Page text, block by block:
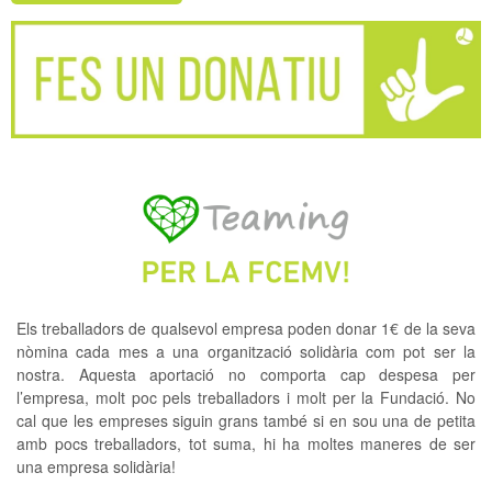
Els treballadors de qualsevol empresa poden donar 1€ de la seva
nòmina cada mes a una organització solidària com pot ser la
nostra. Aquesta aportació no comporta cap despesa per
l’empresa, molt poc pels treballadors i molt per la Fundació. No
cal que les empreses siguin grans també si en sou una de petita
amb pocs treballadors, tot suma, hi ha moltes maneres de ser
una empresa solidària!